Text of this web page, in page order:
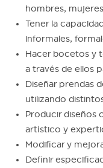
hombres,
Tener la
informales,
Hacer bocetos y
a través de ellos
Diseñar prendas
utilizando
Producir diseños
artístico y
Modificar y
Definir